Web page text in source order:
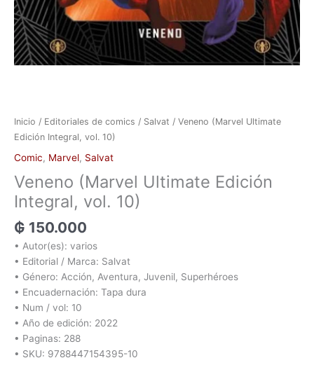
Inicio / Editoriales de comics / Salvat / Veneno (Marvel Ultimate
Edición Integral, vol. 10)
Comic, Marvel, Salvat
Veneno (Marvel Ultimate Edición
Integral, vol. 10)
₲ 150.000
• Autor(es): varios
• Editorial / Marca: Salvat
• Género: Acción, Aventura, Juvenil, Superhéroes
• Encuadernación: Tapa dura
• Num / vol: 10
• Año de edición: 2022
• Paginas: 288
• SKU: 9788447154395-10